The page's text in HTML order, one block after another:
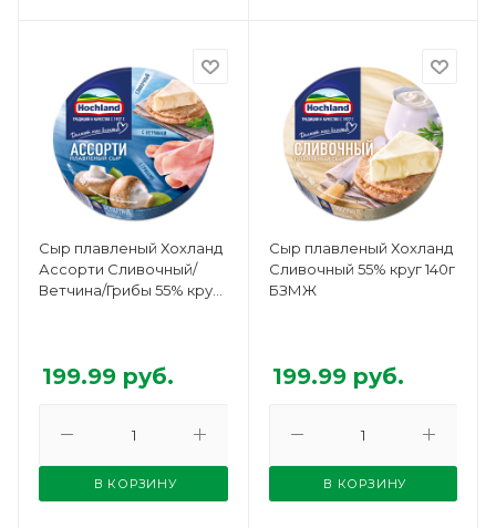
Сыр плавленый Хохланд
Ассорти Сливочный/
Ветчина/Грибы 55% круг
199.99 руб.
В КОРЗИНУ
Сыр плавленый Хохланд
Сливочный 55% круг 140г
БЗМЖ
199.99руб.
В КОРЗИНУ